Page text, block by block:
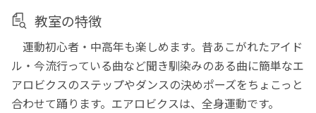
教室の特徴
運動初心者・中高年も楽しめます。昔あこがれたアイド
ル・今流行っている曲など聞き馴染みのある曲に簡単なエ
アロビクスのステップやダンスの決めポーズをちょこっと
合わせて踊ります。エアロビクスは、全身運動です。